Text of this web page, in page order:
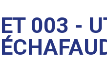
ET 003 -